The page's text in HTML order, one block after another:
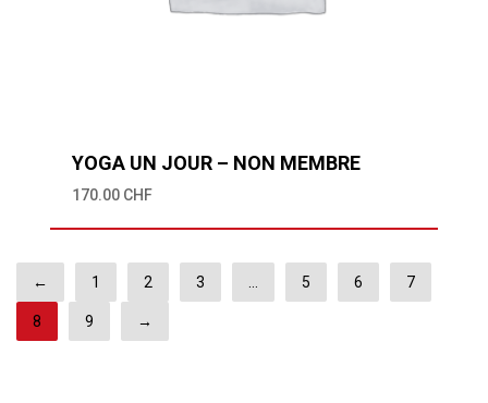
YOGA UN JOUR – NON MEMBRE
170.00 CHF
← 1 2 3 … 5 6 7
8 9 →